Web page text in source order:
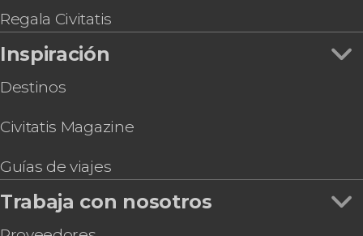
Regala Civitatis
Inspiración
Destinos
Civitatis Magazine
Guías de viajes
Trabaja con nosotros